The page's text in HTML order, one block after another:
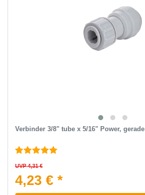
Verbinder 3/8" tube x 5/16" Power, gerade
UVP 4,31 €
4,23 € *